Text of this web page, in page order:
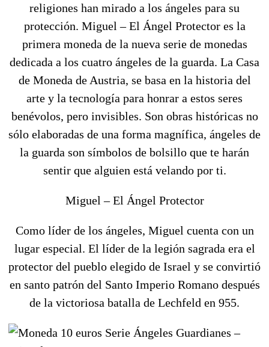
religiones han mirado a los ángeles para su
protección. Miguel – El Ángel Protector es la
primera moneda de la nueva serie de monedas
dedicada a los cuatro ángeles de la guarda. La Casa
de Moneda de Austria, se basa en la historia del
arte y la tecnología para honrar a estos seres
benévolos, pero invisibles. Son obras históricas no
sólo elaboradas de una forma magnífica, ángeles de
la guarda son símbolos de bolsillo que te harán
sentir que alguien está velando por ti.
Miguel – El Ángel Protector
Como líder de los ángeles, Miguel cuenta con un
lugar especial. El líder de la legión sagrada era el
protector del pueblo elegido de Israel y se convirtió
en santo patrón del Santo Imperio Romano después
de la victoriosa batalla de Lechfeld en 955.